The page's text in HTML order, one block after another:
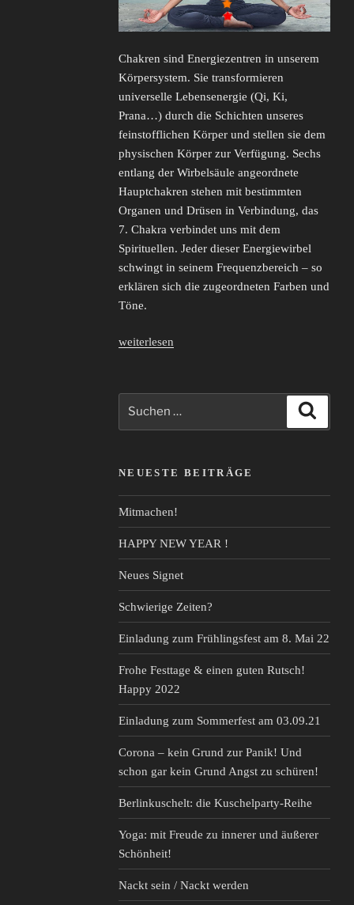
Chakren sind Energiezentren in unserem
Körpersystem. Sie transformieren
universelle Lebensenergie (Qi, Ki,
Prana…) durch die Schichten unseres
feinstofflichen Körper und stellen sie dem
physischen Körper zur Verfügung. Sechs
entlang der Wirbelsäule angeordnete
Hauptchakren stehen mit bestimmten
Organen und Drüsen in Verbindung, das
7. Chakra verbindet uns mit dem
Spirituellen. Jeder dieser Energiewirbel
schwingt in seinem Frequenzbereich – so
erklären sich die zugeordneten Farben und
Töne.
„Chakren
und
Wirkung“
weiterlesen
NEUESTE BEITRÄGE
Mitmachen!
HAPPY NEW YEAR !
Neues Signet
Schwierige Zeiten?
Einladung zum Frühlingsfest am 8. Mai 22
Frohe Festtage & einen guten Rutsch!
Happy 2022
Einladung zum Sommerfest am 03.09.21
Corona – kein Grund zur Panik! Und
schon gar kein Grund Angst zu schüren!
Berlinkuschelt: die Kuschelparty-Reihe
Yoga: mit Freude zu innerer und äußerer
Schönheit!
Nackt sein / Nackt werden